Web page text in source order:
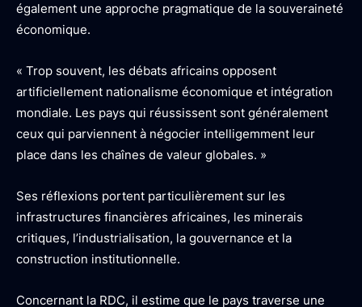
également une approche pragmatique de la souveraineté
économique.
« Trop souvent, les débats africains opposent
artificiellement nationalisme économique et intégration
mondiale. Les pays qui réussissent sont généralement
ceux qui parviennent à négocier intelligemment leur
place dans les chaînes de valeur globales. »
Ses réflexions portent particulièrement sur les
infrastructures financières africaines, les minerais
critiques, l’industrialisation, la gouvernance et la
construction institutionnelle.
Concernant la RDC, il estime que le pays traverse une